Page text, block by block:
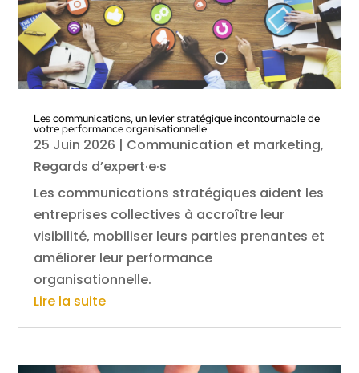
Les communications, un levier stratégique incontournable de
votre performance organisationnelle
25 Juin 2026 | Communication et marketing,
Regards d’expert·e·s
Les communications stratégiques aident les
entreprises collectives à accroître leur
visibilité, mobiliser leurs parties prenantes et
améliorer leur performance
organisationnelle.
Lire la suite